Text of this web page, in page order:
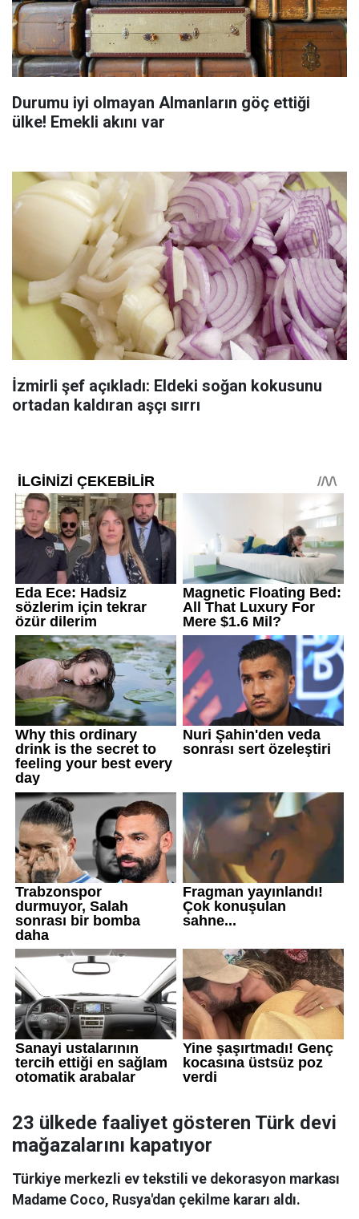
Durumu iyi olmayan Almanların göç ettiği
ülke! Emekli akını var
İzmirli şef açıkladı: Eldeki soğan kokusunu
ortadan kaldıran aşçı sırrı
23 ülkede faaliyet gösteren Türk devi
mağazalarını kapatıyor
Türkiye merkezli ev tekstili ve dekorasyon markası
Madame Coco, Rusya'dan çekilme kararı aldı.